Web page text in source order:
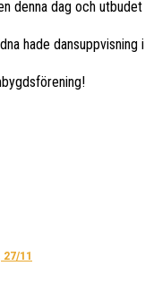
denna dag och
hade dansuppvisning
11